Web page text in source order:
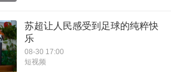
苏超让人民感受到足球的纯粹快
乐
08-30 17:00
短视频